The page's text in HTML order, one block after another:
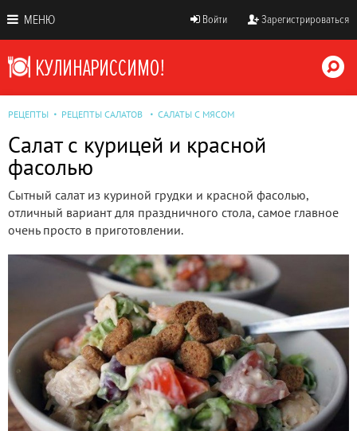
МЕНЮ Войти Зарегистрироваться
РЕЦЕПТЫ РЕЦЕПТЫ САЛАТОВ САЛАТЫ С МЯСОМ
Салат с курицей и красной
фасолью
Сытный салат из куриной грудки и красной фасолью,
отличный вариант для праздничного стола, самое главное
очень просто в приготовлении.